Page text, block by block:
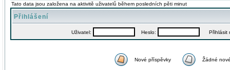
Tato data jsou založena na aktivitě uživatelů během posledních pěti minut
Přihlášení
Uživatel: Heslo: Přihlásit
Nové příspěvky Žádné